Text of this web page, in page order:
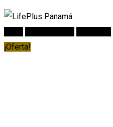
¡Oferta!